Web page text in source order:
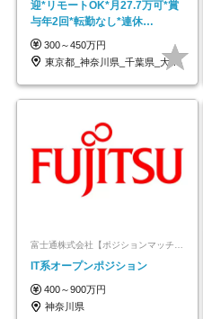
迎*リモートOK*月27.7万可*賞
与年2回*転勤なし*連休
OK/ZE010232
300～450万円
東京都_神奈川県_千葉県_大阪府_愛知県…
富士通株式会社【ポジションマッチ登録】
IT系オープンポジション
400～900万円
神奈川県